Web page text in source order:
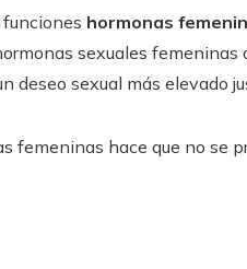
hormonas
sexuales
deseo sexual más elevado